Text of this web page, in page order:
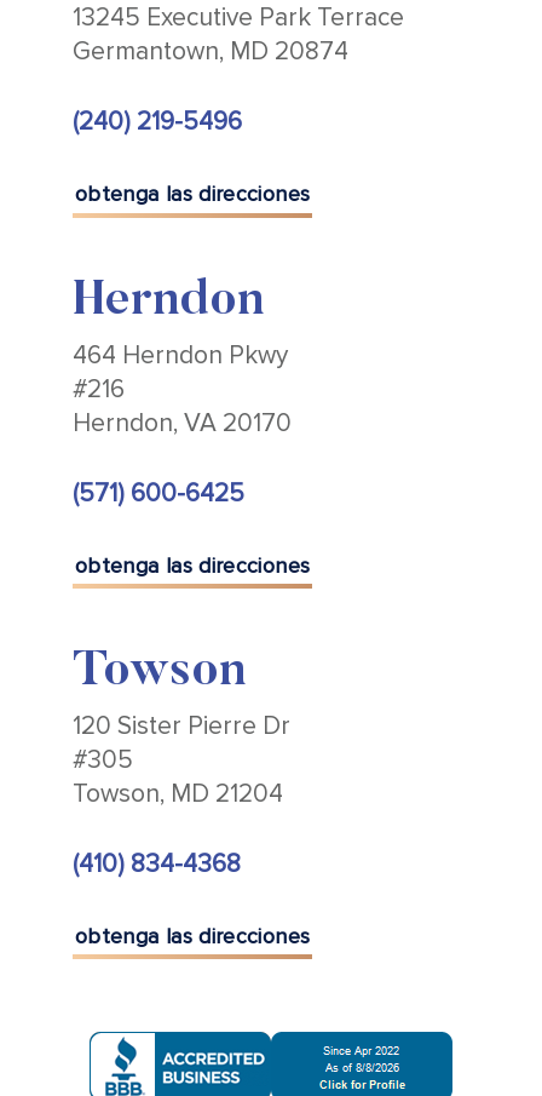
13245 Executive Park Terrace
Germantown, MD 20874
(240) 219-5496
obtenga las direcciones
Herndon
464 Herndon Pkwy
#216
Herndon, VA 20170
(571) 600-6425
obtenga las direcciones
Towson
120 Sister Pierre Dr
#305
Towson, MD 21204
(410) 834-4368
obtenga las direcciones